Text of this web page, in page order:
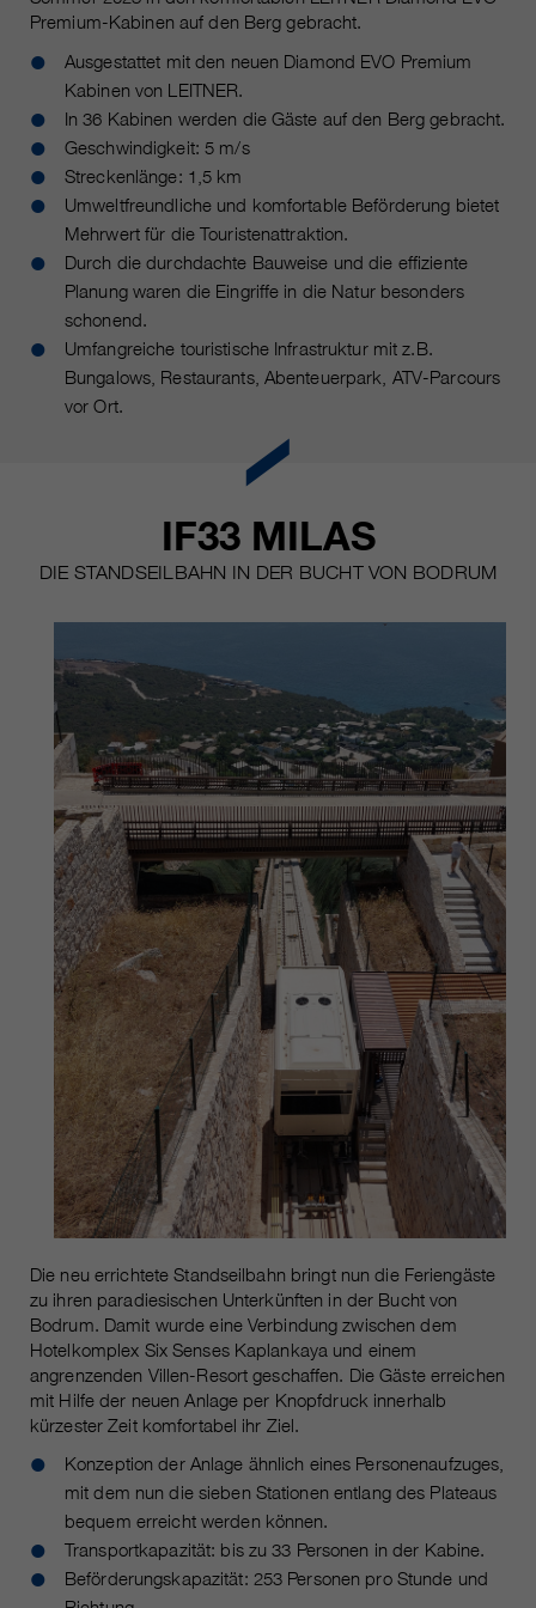
Premium-Kabinen auf den Berg gebracht.
Ausgestattet mit den neuen Diamond EVO Premium
Kabinen von LEITNER.
In 36 Kabinen werden die Gäste auf den Berg gebracht.
Geschwindigkeit: 5 m/s
Streckenlänge: 1,5 km
Umweltfreundliche und komfortable Beförderung bietet
Mehrwert für die Touristenattraktion.
Durch die durchdachte Bauweise und die effiziente
Planung waren die Eingriffe in die Natur besonders
schonend.
Umfangreiche touristische Infrastruktur mit z.B.
Bungalows, Restaurants, Abenteuerpark, ATV-Parcours
vor Ort.
IF33 MILAS
DIE STANDSEILBAHN IN DER BUCHT VON BODRUM
Die neu errichtete Standseilbahn bringt nun die Feriengäste
zu ihren paradiesischen Unterkünften in der Bucht von
Bodrum. Damit wurde eine Verbindung zwischen dem
Hotelkomplex Six Senses Kaplankaya und einem
angrenzenden Villen-Resort geschaffen. Die Gäste erreichen
mit Hilfe der neuen Anlage per Knopfdruck innerhalb
kürzester Zeit komfortabel ihr Ziel.
Konzeption der Anlage ähnlich eines Personenaufzuges,
mit dem nun die sieben Stationen entlang des Plateaus
bequem erreicht werden können.
Transportkapazität: bis zu 33 Personen in der Kabine.
Beförderungskapazität: 253 Personen pro Stunde und
https://policies.google.com/privacy.
Gesammelte nicht
personenbezogene Daten werden
verwendet, um Berichte über die
Nutzung der Website zu erstellen,
die uns helfen, unsere Websites /
Informationen werden auch an
unsere Kunden / Partner
weitergegeben.